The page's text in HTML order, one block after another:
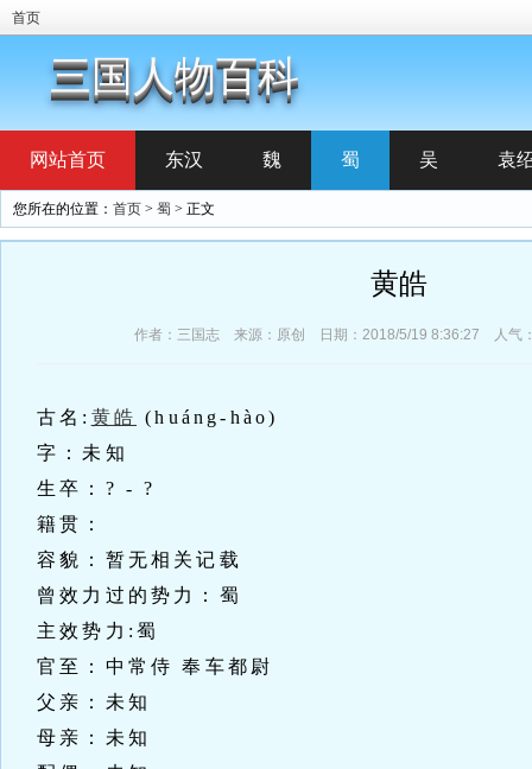
首页
三国人物百科
网站首页 东汉 魏 蜀 吴 袁
您所在的位置： 首页 > 蜀 > 正文
黄皓
作者：三国志 来源：原创 日期：2018/5/19 8:36:27 人气
古名: 黄皓 (huáng-hào)
字：未知
生卒：? - ?
籍贯：
容貌：暂无相关记载
曾效力过的势力：蜀
主效势力:蜀
官至：中常侍 奉车都尉
父亲：未知
母亲：未知